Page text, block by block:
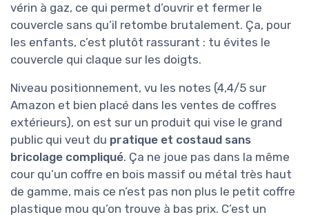
vérin à gaz, ce qui permet d’ouvrir et fermer le
couvercle sans qu’il retombe brutalement. Ça, pour
les enfants, c’est plutôt rassurant : tu évites le
couvercle qui claque sur les doigts.
Niveau positionnement, vu les notes (4,4/5 sur
Amazon et bien placé dans les ventes de coffres
extérieurs), on est sur un produit qui vise le grand
public qui veut du pratique et costaud sans
bricolage compliqué. Ça ne joue pas dans la même
cour qu’un coffre en bois massif ou métal très haut
de gamme, mais ce n’est pas non plus le petit coffre
plastique mou qu’on trouve à bas prix. C’est un